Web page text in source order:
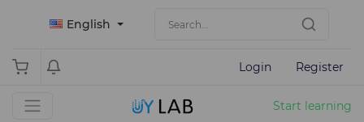
English
Login Register
Start learning